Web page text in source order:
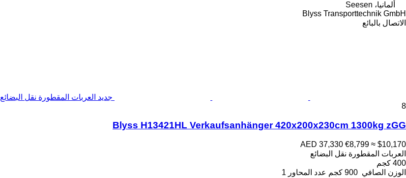
ألمانيا، Seesen
Blyss Transporttechnik GmbH
الاتصال بالبائع
جديد العربات المقطورة نقل البضائع Blyss H13421HL Verkaufsanhänger 420x200x230cm 1300kg zGG
8
Blyss H13421HL Verkaufsanhänger 420x200x230cm 1300kg zGG
AED 37,330 €8,799 ≈ $10,170
العربات المقطورة نقل البضائع
400 كجم
الوزن الصافي 900 كجم عدد المحاور 1